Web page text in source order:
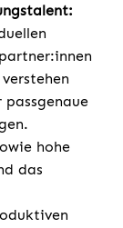
hohe
das